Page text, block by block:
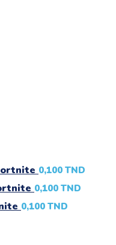
0,100 TND
0,100 TND
0,100 TND